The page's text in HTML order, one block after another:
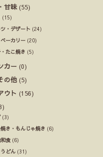
甘味(55)
(15)
・デザート (24)
ーカリー (20)
たこ焼き (5)
カー (0)
の他 (5)
ウト (156)
(3)
き・もんじゃ焼き (6)
食(6)
どん (31)